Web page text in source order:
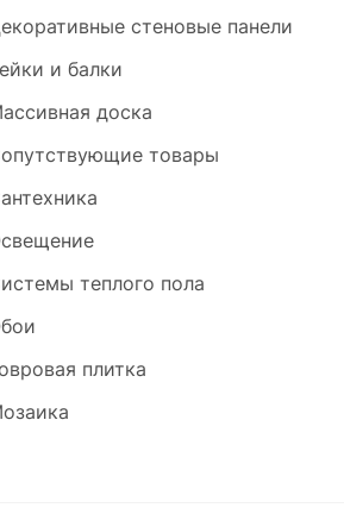
стеновые панели
и балки
доска
товары
теплого пола
плитка